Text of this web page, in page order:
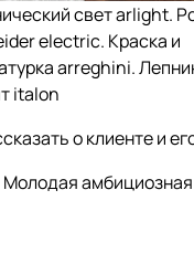
свет arlight.
electric. Краска и
arreghini.
italon
о клиенте и
Молодая амбициозная